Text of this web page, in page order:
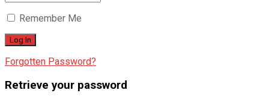
Remember Me
Forgotten Password?
Retrieve your password